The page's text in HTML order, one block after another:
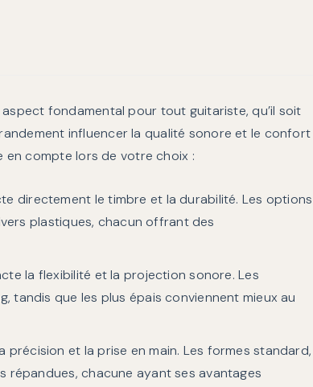
fondamental pour tout guitariste, qu’il soit
influencer la qualité sonore et le confort
en compte lors de votre choix :
directement le timbre et la durabilité. Les options
plastiques, chacun offrant des
la flexibilité et la projection sonore. Les
tandis que les plus épais conviennent mieux au
précision et la prise en main. Les formes standard,
répandues, chacune ayant ses avantages